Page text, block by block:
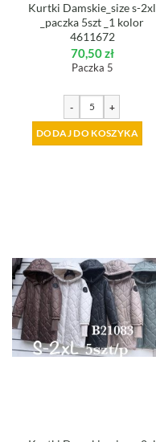
Kurtki Damskie_size s-2xl
_paczka 5szt _1 kolor
4611672
70,50zł
Paczka 5
- +
DODAJ DO KOSZYKA